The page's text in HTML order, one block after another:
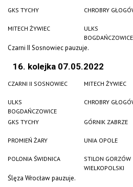
GKS TYCHY CHROBRY
MITECH ŻYWIEC
ULKS
BOGDAŃCZOWICE
Czarni II Sosnowiec pauzuje.
16. kolejka 07.05.2022
CZARNI II SOSNOWIEC MITECH ŻYWIEC
ULKS
BOGDAŃCZOWICE
CHROBRY
GKS TYCHY GÓRNIK ZABRZE
PROMIEŃ ŻARY UNIA OPOLE
POLONIA ŚWIDNICA
STILON GORZÓW
WIELKOPOLSKI
Ślęza Wrocław pauzuje.